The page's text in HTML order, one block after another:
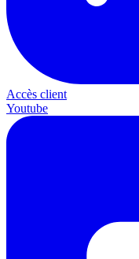
Accès client
Youtube